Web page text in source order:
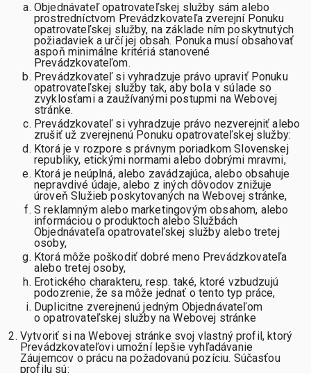
Objednávateľ opatrovateľskej služby sám alebo
prostredníctvom Prevádzkovateľa zverejní Ponuku
opatrovateľskej služby, na základe ním poskytnutých
požiadaviek a určí jej obsah. Ponuka musí obsahovať
aspoň minimálne kritériá stanovené
Prevádzkovateľom.
Prevádzkovateľ si vyhradzuje právo upraviť Ponuku
opatrovateľskej služby tak, aby bola v súlade so
zvyklosťami a zaužívanými postupmi na Webovej
stránke.
Prevádzkovateľ si vyhradzuje právo nezverejniť alebo
zrušiť už zverejnenú Ponuku opatrovateľskej služby:
Ktorá je v rozpore s právnym poriadkom Slovenskej
republiky, etickými normami alebo dobrými mravmi,
Ktorá je neúplná, alebo zavádzajúca, alebo obsahuje
nepravdivé údaje, alebo z iných dôvodov znižuje
úroveň Služieb poskytovaných na Webovej stránke,
S reklamným alebo marketingovým obsahom, alebo
informáciou o produktoch alebo Službách
Objednávateľa opatrovateľskej služby alebo tretej
osoby,
Ktorá môže poškodiť dobré meno Prevádzkovateľa
alebo tretej osoby,
Erotického charakteru, resp. také, ktoré vzbudzujú
podozrenie, že sa môže jednať o tento typ práce,
Duplicitne zverejnenú jedným Objednávateľom
o opatrovateľskej služby na Webovej stránke
Vytvoriť si na Webovej stránke svoj vlastný profil, ktorý
Prevádzkovateľovi umožní lepšie vyhľadávanie
Záujemcov o prácu na požadovanú pozíciu. Súčasťou
profilu sú: